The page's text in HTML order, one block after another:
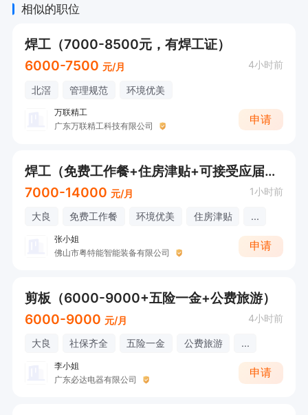
相似的职位
焊工（7000-8500元，有焊工证）
6000-7500 元/月 4小时前
北滘 管理规范 环境优美
万联精工
广东万联精工科技有限公司
申请
焊工（免费工作餐+住房津贴+可接受应届生）
7000-14000 元/月 1小时前
大良 免费工作餐 环境优美 住房津贴 ...
张小姐
佛山市粤特能智能装备有限公司
申请
剪板（6000-9000+五险一金+公费旅游）
6000-9000 元/月 4小时前
大良 社保齐全 五险一金 公费旅游 ...
李小姐
广东必达电器有限公司
申请